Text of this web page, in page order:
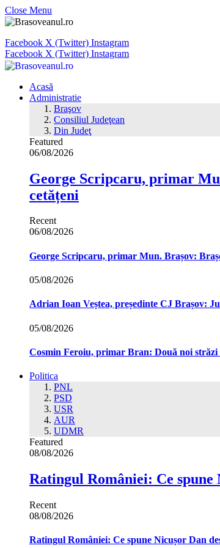
Close Menu
Facebook X (Twitter) Instagram
Facebook X (Twitter) Instagram
Acasă
Administratie
Braşov
Consiliul Judeţean
Din Judeţ
Featured
06/08/2026
George Scripcaru, primar
cetățeni
Recent
06/08/2026
George Scripcaru, primar Mun. Brașov:
05/08/2026
Adrian Ioan Veștea, președinte CJ Brașov:
05/08/2026
Cosmin Feroiu, primar Bran: Două noi
Politica
PNL
PSD
USR
AUR
UDMR
Featured
08/08/2026
Ratingul României: Ce spune
Recent
08/08/2026
Ratingul României: Ce spune Nicușor Dan